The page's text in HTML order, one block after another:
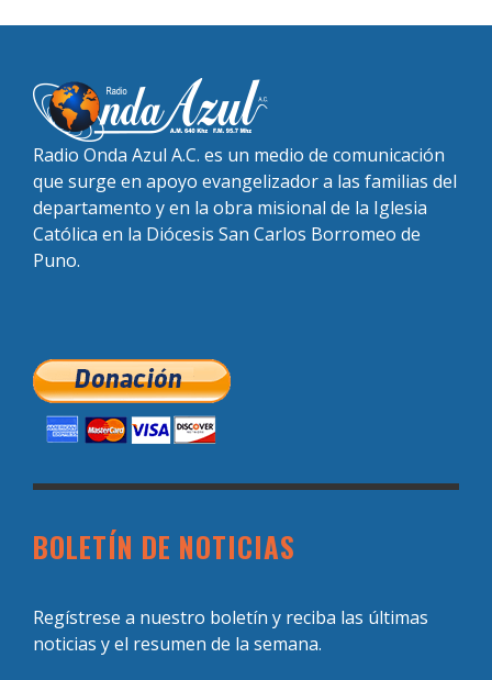
Radio Onda Azul A.C. es un medio de comunicación
que surge en apoyo evangelizador a las familias del
departamento y en la obra misional de la Iglesia
Católica en la Diócesis San Carlos Borromeo de
Puno.
BOLETÍN DE NOTICIAS
Regístrese a nuestro boletín y reciba las últimas
noticias y el resumen de la semana.